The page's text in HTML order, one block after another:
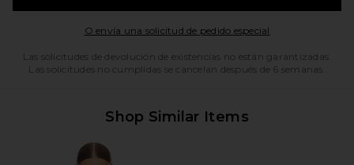
O envía una solicitud de pedido especial
Las solicitudes de devolución de existencias no están garantizadas.
Las solicitudes no cumplidas se cancelan después de 6 semanas.
Shop Similar Items